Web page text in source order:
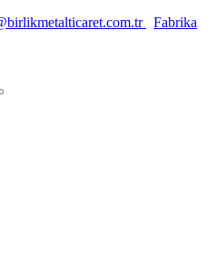
Fabrika